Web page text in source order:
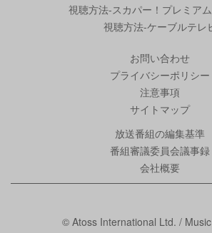
視聴方法-スカパー！プレミア
視聴方法-ケーブルテレ
お問い合わせ
プライバシーポリシー
注意事項
サイトマップ
放送番組の編集基準
番組審議委員会議事録
会社概要
© Atoss International Ltd. /